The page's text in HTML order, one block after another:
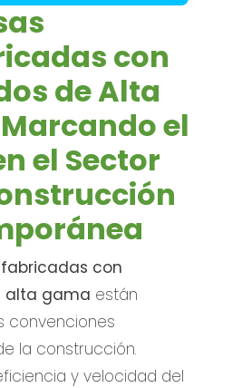
con
de Alta
el
el Sector
con
alta gama están
convenciones
la construcción.
y velocidad del